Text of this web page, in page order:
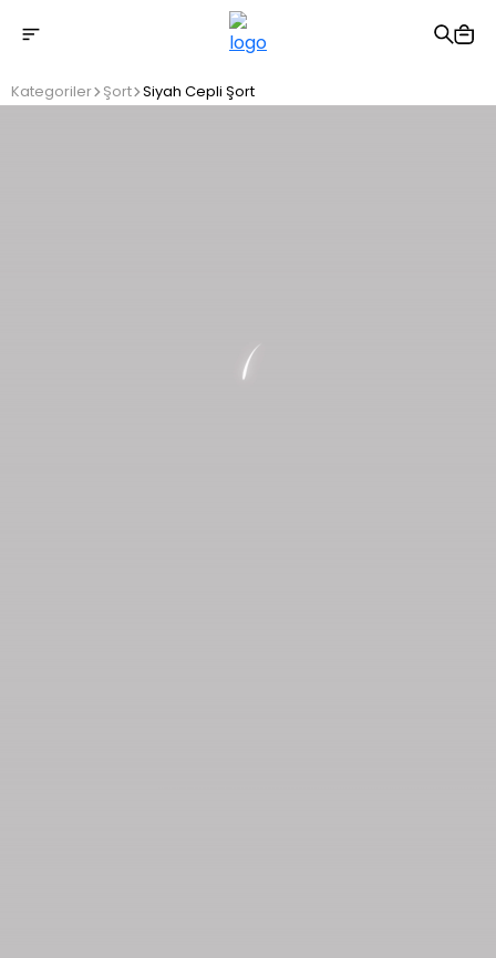
2500 TL üzeri ücretsiz kargo
Kategoriler Şort Siyah Cepli Şort